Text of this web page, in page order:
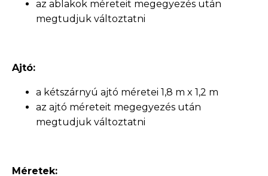
az ablakok méreteit megegyezés után
megtudjuk változtatni
Ajtó:
a kétszárnyú ajtó méretei 1,8 m x 1,2 m
az ajtó méreteit megegyezés után
megtudjuk változtatni
Méretek: